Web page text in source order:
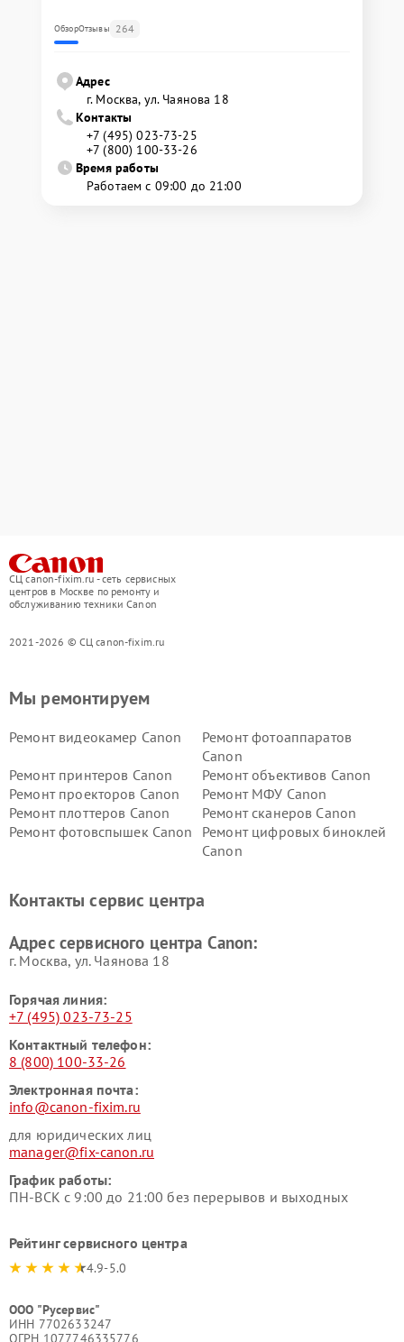
ОбзорОтзывы 264
Адрес
г. Москва, ул. Чаянова 18
Контакты
+7 (495) 023-73-25
+7 (800) 100-33-26
Время работы
Работаем с 09:00 до 21:00
СЦ canon-fixim.ru - сеть сервисных
центров в Москве по ремонту и
обслуживанию техники Canon
2021-2026 © СЦ canon-fixim.ru
Мы ремонтируем
Ремонт видеокамер Canon
Ремонт фотоаппаратов
Canon
Ремонт принтеров Canon
Ремонт объективов Canon
Ремонт проекторов Canon
Ремонт МФУ Canon
Ремонт плоттеров Canon
Ремонт сканеров Canon
Ремонт фотовспышек Canon
Ремонт цифровых биноклей
Canon
Контакты сервис центра
Адрес сервисного центра Canon:
г. Москва, ул. Чаянова 18
Горячая линия:
+7 (495) 023-73-25
Контактный телефон:
8 (800) 100-33-26
Электронная почта:
info@canon-fixim.ru
для юридических лиц
manager@fix-canon.ru
График работы:
ПН-ВСК с 9:00 до 21:00 без перерывов и выходных
Рейтинг сервисного центра
4.9-5.0
ООО "Русервис"
ИНН 7702633247
ОГРН 1077746335776